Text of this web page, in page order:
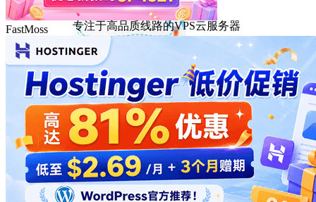
DMIT
专注于高品质线路的VPS云服务器
FastMoss